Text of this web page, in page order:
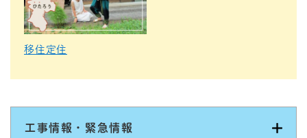
移住定住
工事情報・緊急情報